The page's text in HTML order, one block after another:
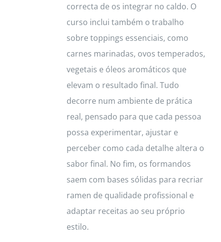
correcta de os integrar no caldo. O
curso inclui também o trabalho
sobre toppings essenciais, como
carnes marinadas, ovos temperados,
vegetais e óleos aromáticos que
elevam o resultado final. Tudo
decorre num ambiente de prática
real, pensado para que cada pessoa
possa experimentar, ajustar e
perceber como cada detalhe altera o
sabor final. No fim, os formandos
saem com bases sólidas para recriar
ramen de qualidade profissional e
adaptar receitas ao seu próprio
estilo.